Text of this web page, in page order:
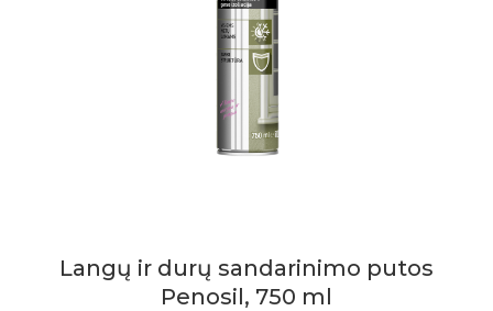
Langų ir durų sandarinimo putos
Penosil, 750 ml